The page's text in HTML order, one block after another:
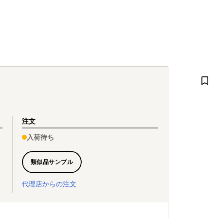
注文
入荷待ち
類似品サンプル
代理店からの注文